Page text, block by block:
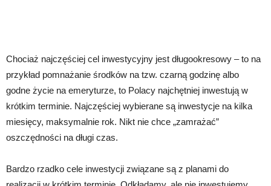
Chociaż najczęściej cel inwestycyjny jest długookresowy – to na
przykład pomnażanie środków na tzw. czarną godzinę albo
godne życie na emeryturze, to Polacy najchętniej inwestują w
krótkim terminie. Najczęściej wybierane są inwestycje na kilka
miesięcy, maksymalnie rok. Nikt nie chce „zamrażać”
oszczędności na długi czas.
Bardzo rzadko cele inwestycji związane są z planami do